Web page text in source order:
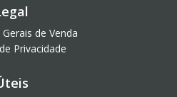
de Venda
Privacidade